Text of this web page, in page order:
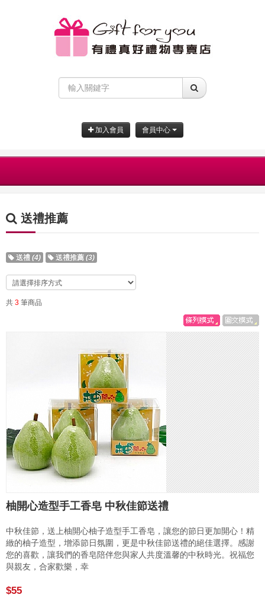
加入會員 會員中心
送禮推薦
送禮 (4) 送禮推薦 (3)
共 3 筆商品
柚開心造型手工香皂 中秋佳節送禮
中秋佳節，送上柚開心柚子造型手工香皂，讓您的節日更加開心！精
緻的柚子造型，增添節日氛圍，更是中秋佳節送禮的絕佳選擇。感謝
您的喜歡，讓我們的香皂陪伴您與家人共度溫馨的中秋時光。祝福您
與親友，合家歡樂，幸
$55